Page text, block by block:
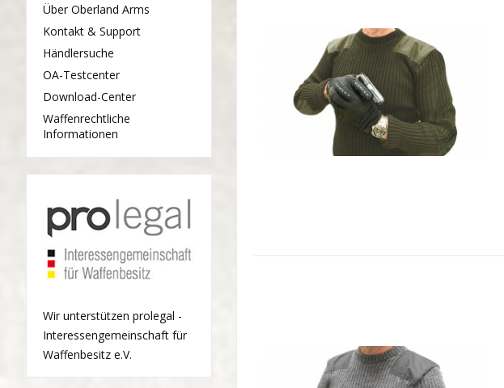
Über Oberland Arms
Kontakt & Support
Händlersuche
OA-Testcenter
Download-Center
Waffenrechtliche
Informationen
Wir unterstützen prolegal -
Interessengemeinschaft für
Waffenbesitz e.V.